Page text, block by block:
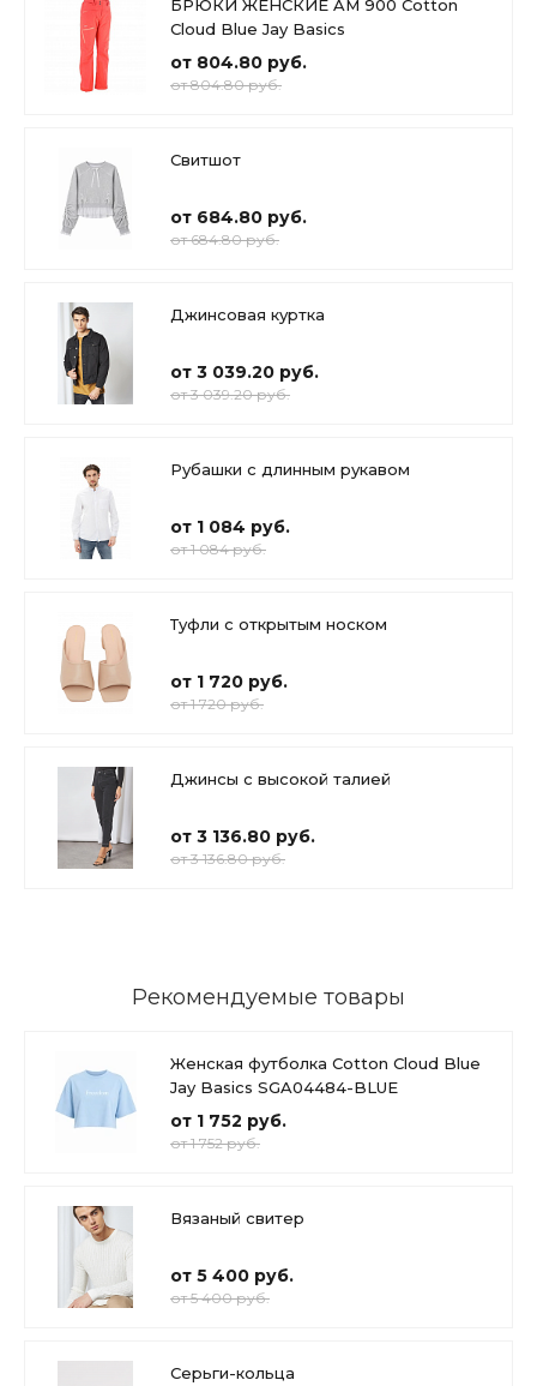
БРЮКИ ЖЕНСКИЕ AM 900 Cotton
Cloud Blue Jay Basics
от 804.80 руб.
от 804.80 руб.
Свитшот
от 684.80 руб.
от 684.80 руб.
Джинсовая куртка
от 3 039.20 руб.
от 3 039.20 руб.
Рубашки с длинным рукавом
от 1 084 руб.
от 1 084 руб.
Туфли с открытым носком
от 1 720 руб.
от 1 720 руб.
Джинсы с высокой талией
от 3 136.80 руб.
от 3 136.80 руб.
Рекомендуемые товары
Женская футболка Cotton Cloud Blue
Jay Basics SGA04484-BLUE
от 1 752 руб.
от 1 752 руб.
Вязаный свитер
от 5 400 руб.
от 5 400 руб.
Серьги-кольца